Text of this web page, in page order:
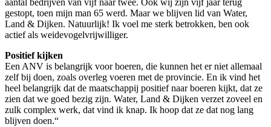
aantal bedrijven van vijf naar twee. Ook wij zijn vijf jaar terug
gestopt, toen mijn man 65 werd. Maar we blijven lid van Water,
Land & Dijken. Natuurlijk! Ik voel me sterk betrokken, ben ook
actief als weidevogelvrijwilliger.
Positief kijken
Een ANV is belangrijk voor boeren, die kunnen het er niet allemaal
zelf bij doen, zoals overleg voeren met de provincie. En ik vind het
heel belangrijk dat de maatschappij positief naar boeren kijkt, dat ze
zien dat we goed bezig zijn. Water, Land & Dijken verzet zoveel en
zulk complex werk, dat vind ik knap. Ik hoop dat ze dat nog lang
blijven doen.“